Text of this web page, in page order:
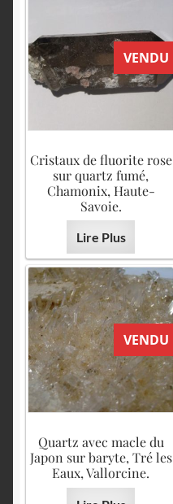
VENDU
Cristaux de fluorite rose
sur quartz fumé,
Chamonix, Haute-
Savoie.
Lire Plus
VENDU
Quartz avec macle du
Japon sur baryte, Tré les
Eaux, Vallorcine.